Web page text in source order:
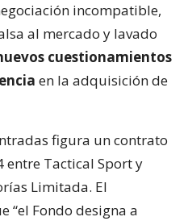
incompatible,
al mercado y lavado
cuestionamientos
en la adquisición de
figura un contrato
entre Tactical Sport y
Limitada. El
“el Fondo designa a